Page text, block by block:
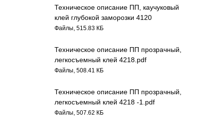
Техническое описание ПП, каучуковый
клей глубокой заморозки 4120
Файлы, 515.83 КБ
Техническое описание ПП прозрачный,
легкосъемный клей 4218.pdf
Файлы, 508.41 КБ
Техническое описание ПП прозрачный,
легкосъемный клей 4218 -1.pdf
Файлы, 507.62 КБ